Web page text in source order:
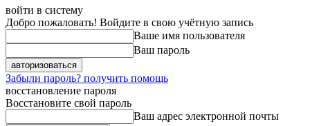
войти в систему
Добро пожаловать! Войдите в свою учётную запись
Ваше имя пользователя
Ваш пароль
Забыли пароль? получить помощь
восстановление пароля
Восстановите свой пароль
Ваш адрес электронной почты